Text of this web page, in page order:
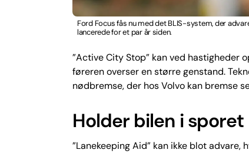
Ford Focus fås nu med det BLIS-system, der
lancerede for et par år siden.
”Active City Stop” kan ved hastigheder
føreren overser en større genstand.
nødbremse, der hos Volvo kan bremse
Holder bilen i sporet
”Lanekeeping Aid” kan ikke blot